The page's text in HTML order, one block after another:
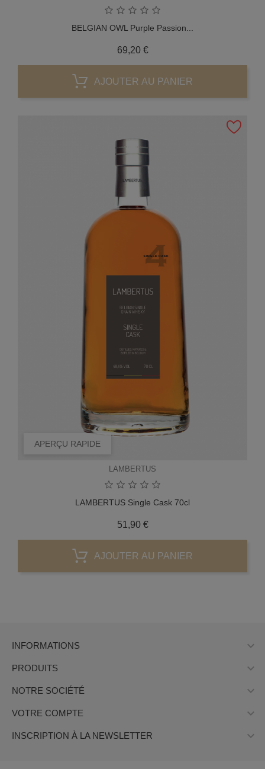
BELGIAN OWL Purple Passion...
69,20 €Prix
AJOUTER AU PANIER
APERÇU RAPIDE
LAMBERTUS
LAMBERTUS Single Cask 70cl
51,90 €Prix
AJOUTER AU PANIER
INFORMATIONS 
PRODUITS 
NOTRE SOCIÉTÉ 
VOTRE COMPTE 
INSCRIPTION À LA NEWSLETTER 